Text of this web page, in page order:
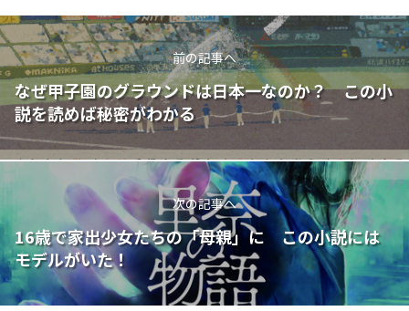
前の記事へ
なぜ甲子園のグラウンドは日本一なのか？ この小
説を読めば秘密がわかる
次の記事へ
16歳で家出少女たちの「母親」に この小説には
モデルがいた！